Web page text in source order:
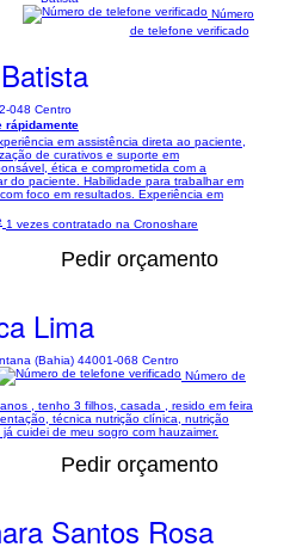
048 Centro
Número
de telefone verificado
rápidamente
em assistência direta ao paciente,
de curativos e suporte em
ética e comprometida com a
do paciente. Habilidade para trabalhar em
foco em resultados. Experiência em
1 vezes contratado na Cronoshare
Pedir orçamento
Lima
(Bahia) 44001-068 Centro
Número de
, tenho 3 filhos, casada , resido em feira
técnica nutrição clínica, nutrição
cuidei de meu sogro com hauzaimer.
Pedir orçamento
Santos Rosa